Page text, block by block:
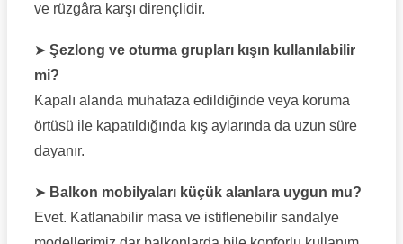
ve rüzgâra karşı dirençlidir.
➤ Şezlong ve oturma grupları kışın kullanılabilir
mi?
Kapalı alanda muhafaza edildiğinde veya koruma
örtüsü ile kapatıldığında kış aylarında da uzun süre
dayanır.
➤ Balkon mobilyaları küçük alanlara uygun mu?
Evet. Katlanabilir masa ve istiflenebilir sandalye